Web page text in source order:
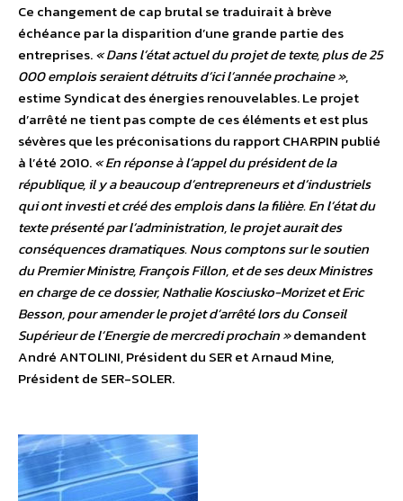
Ce changement de cap brutal se traduirait à brève
échéance par la disparition d’une grande partie des
entreprises.« Dans l’état actuel du projet de texte, plus de 25
000 emplois seraient détruits d’ici l’année prochaine »,
estime Syndicat des énergies renouvelables. Le projet
d’arrêté ne tient pas compte de ces éléments et est plus
sévères que les préconisations du rapport CHARPIN publié
à l’été 2010.« En réponse à l’appel du président de la
république, il y a beaucoup d’entrepreneurs et d’industriels
qui ont investi et créé des emplois dans la filière. En l’état du
texte présenté par l’administration, le projet aurait des
conséquences dramatiques. Nous comptons sur le soutien
du Premier Ministre, François Fillon, et de ses deux Ministres
en charge de ce dossier, Nathalie Kosciusko-Morizet et Eric
Besson, pour amender le projet d’arrêté lors du Conseil
Supérieur de l’Energie de mercredi prochain »demandent
André ANTOLINI, Président du SER et Arnaud Mine,
Président de SER-SOLER.